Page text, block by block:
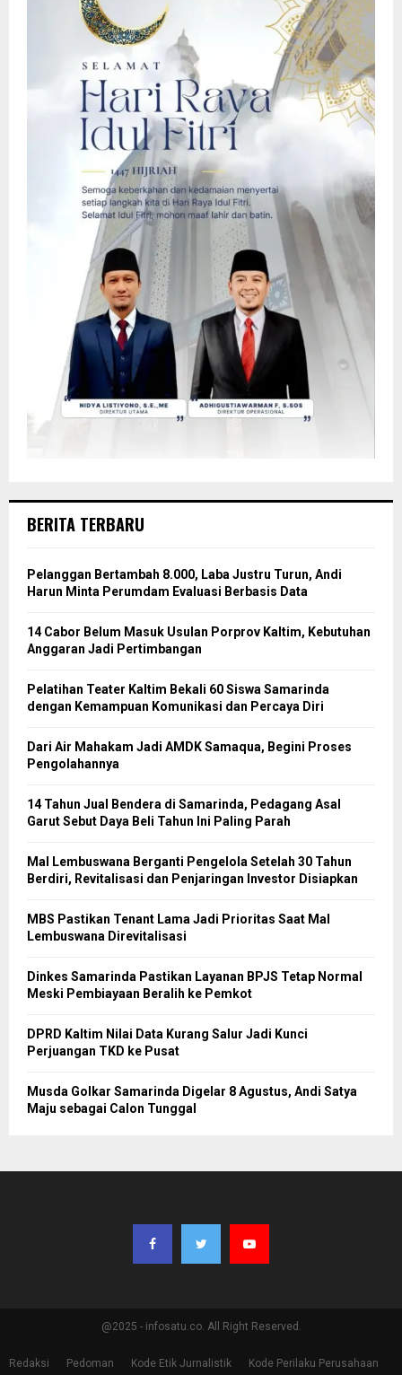
BERITA TERBARU
Pelanggan Bertambah 8.000, Laba Justru Turun, Andi
Harun Minta Perumdam Evaluasi Berbasis Data
14 Cabor Belum Masuk Usulan Porprov Kaltim, Kebutuhan
Anggaran Jadi Pertimbangan
Pelatihan Teater Kaltim Bekali 60 Siswa Samarinda
dengan Kemampuan Komunikasi dan Percaya Diri
Dari Air Mahakam Jadi AMDK Samaqua, Begini Proses
Pengolahannya
14 Tahun Jual Bendera di Samarinda, Pedagang Asal
Garut Sebut Daya Beli Tahun Ini Paling Parah
Mal Lembuswana Berganti Pengelola Setelah 30 Tahun
Berdiri, Revitalisasi dan Penjaringan Investor Disiapkan
MBS Pastikan Tenant Lama Jadi Prioritas Saat Mal
Lembuswana Direvitalisasi
Dinkes Samarinda Pastikan Layanan BPJS Tetap Normal
Meski Pembiayaan Beralih ke Pemkot
DPRD Kaltim Nilai Data Kurang Salur Jadi Kunci
Perjuangan TKD ke Pusat
Musda Golkar Samarinda Digelar 8 Agustus, Andi Satya
Maju sebagai Calon Tunggal
@2025 - infosatu.co. All Right Reserved.
Redaksi Pedoman Kode Etik Jurnalistik Kode Perilaku Perusahaan